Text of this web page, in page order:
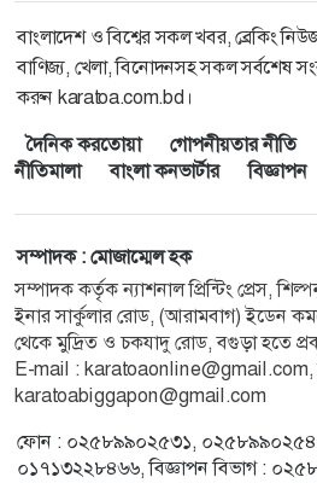
বাংলাদেশ ও বিশ্বের সকল খবর, ব্রেকিং
বাণিজ্য, খেলা, বিনোদনসহ সকল সর্বশেষ
করুন karatoa.com.bd।
দৈনিক করতোয়া
গোপনীয়তার নীতি
নীতিমালা
বাংলা কনভার্টার বিজ্ঞাপন
সম্পাদক : মোজাম্মেল হক
সম্পাদক কর্তৃক ন্যাশনাল প্রিন্টিং প্রেস,
ইনার সার্কুলার রোড, (আরামবাগ) ইডেন
থেকে মুদ্রিত ও চকযাদু রোড, বগুড়া হতে
E-mail : karatoaonline@gmail.com
karatoabiggapon@gmail.com
ফোন : ০২৫৮৯৯০২৫৩১,
০১৭১৩২২৮৪৬৬, বিজ্ঞাপন বিভাগ :